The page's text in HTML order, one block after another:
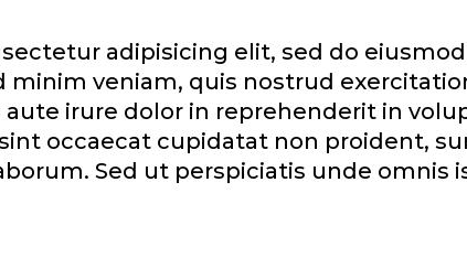
adipisicing elit, sed do
minim veniam, quis nostrud
irure dolor in reprehenderit in
occaecat cupidatat non proident,
Sed ut perspiciatis unde omnis